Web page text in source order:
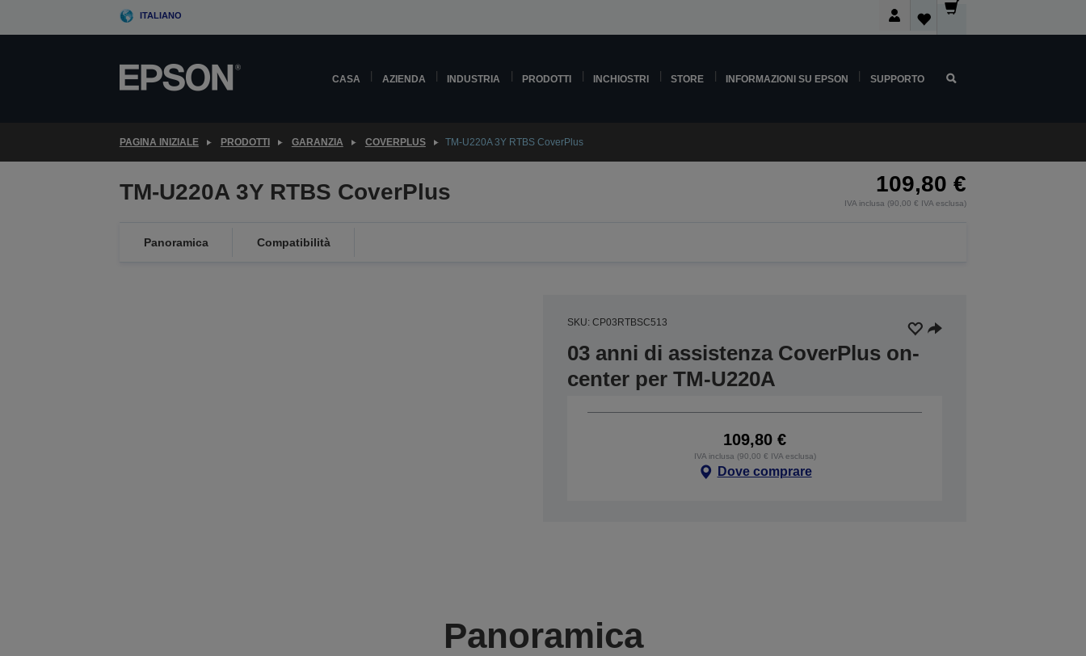
ITALIANO
CASA AZIENDA INDUSTRIA PRODOTTI INCHIOSTRI STORE INFORMAZIONI SU EPSON SUPPORTO
PAGINA INIZIALE PRODOTTI GARANZIA COVERPLUS TM-U220A 3Y RTBS CoverPlus
TM-U220A 3Y RTBS CoverPlus 109,80 €
IVA inclusa (90,00 € IVA esclusa)
Panoramica Compatibilità
SKU: CP03RTBSC513
03 anni di assistenza CoverPlus on-
center per TM-U220A
109,80 €
IVA inclusa (90,00 € IVA esclusa)
Dove comprare
Panoramica